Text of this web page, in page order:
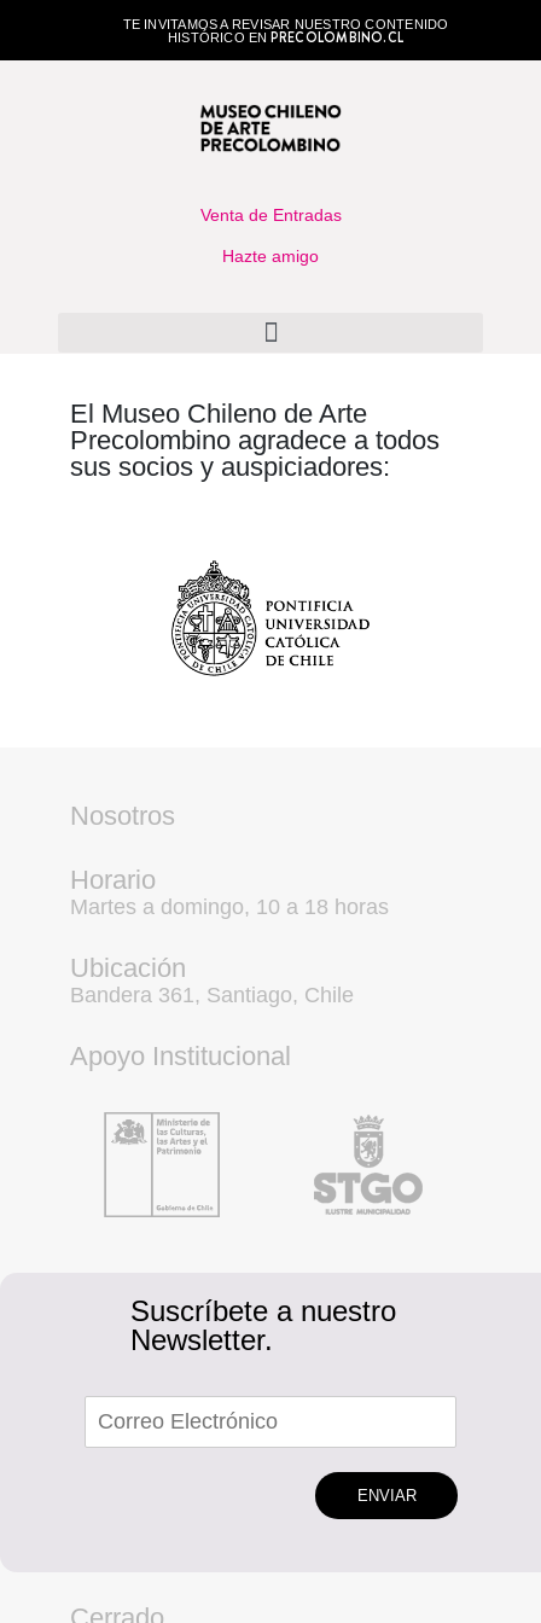
TE INVITAMOS A REVISAR NUESTRO CONTENIDO
HISTÓRICO EN PRECOLOMBINO.CL
Venta de Entradas
Hazte amigo
El Museo Chileno de Arte
Precolombino agradece a todos
sus socios y auspiciadores:
Nosotros
Horario
Martes a domingo, 10 a 18 horas
Ubicación
Bandera 361, Santiago, Chile
Apoyo Institucional
Suscríbete a nuestro
Newsletter.
ENVIAR